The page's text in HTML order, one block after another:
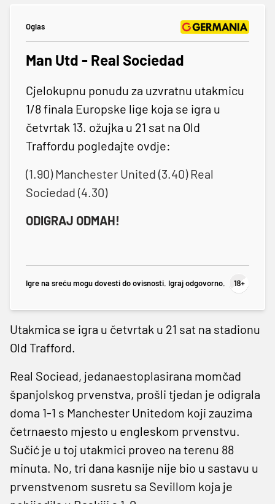
Oglas
Man Utd - Real Sociedad
Cjelokupnu ponudu za uzvratnu utakmicu
1/8 finala Europske lige koja se igra u
četvrtak 13. ožujka u 21 sat na Old
Traffordu pogledajte ovdje:
(1.90) Manchester United (3.40) Real
Sociedad (4.30)
ODIGRAJ ODMAH!
Igre na sreću mogu dovesti do ovisnosti. Igraj odgovorno.
Utakmica se igra u četvrtak u 21 sat na stadionu
Old Trafford.
Real Sociead, jedanaestoplasirana momčad
španjolskog prvenstva, prošli tjedan je odigrala
doma 1-1 s Manchester Unitedom koji zauzima
četrnaesto mjesto u engleskom prvenstvu.
Sučić je u toj utakmici proveo na terenu 88
minuta. No, tri dana kasnije nije bio u sastavu u
prvenstvenom susretu sa Sevillom koja je